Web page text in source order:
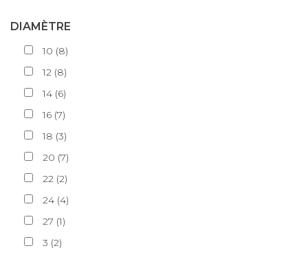
DIAMÈTRE
10 (8)
12 (8)
14 (6)
16 (7)
18 (3)
20 (7)
22 (2)
24 (4)
27 (1)
3 (2)